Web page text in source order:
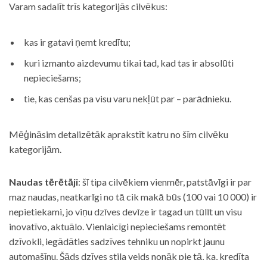
Varam sadalīt trīs kategorijās cilvēkus:
kas ir gatavi ņemt kredītu;
kuri izmanto aizdevumu tikai tad, kad tas ir absolūti
nepieciešams;
tie, kas cenšas pa visu varu nekļūt par – parādnieku.
Mēģināsim detalizētāk aprakstīt katru no šīm cilvēku
kategorijām.
Naudas tērētāji: šī tipa cilvēkiem vienmēr, patstāvīgi ir par
maz naudas, neatkarīgi no tā cik makā būs (100 vai 10 000) ir
nepietiekami, jo viņu dzīves devīze ir tagad un tūlīt un visu
inovatīvo, aktuālo. Vienlaicīgi nepieciešams remontēt
dzīvokli, iegādāties sadzīves tehniku un nopirkt jaunu
automašīnu. Šāds dzīves stila veids nonāk pie tā, ka, kredīta